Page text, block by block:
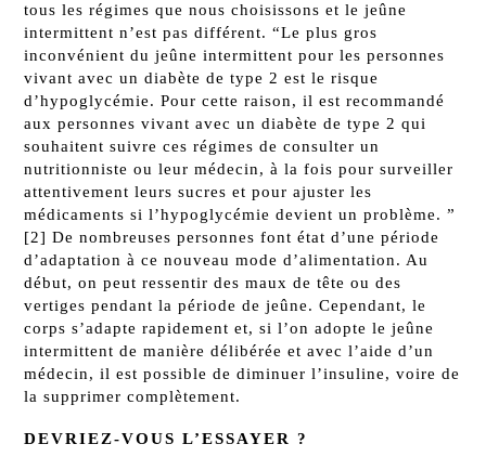
tous les régimes que nous choisissons et le jeûne
intermittent n’est pas différent. “Le plus gros
inconvénient du jeûne intermittent pour les personnes
vivant avec un diabète de type 2 est le risque
d’hypoglycémie. Pour cette raison, il est recommandé
aux personnes vivant avec un diabète de type 2 qui
souhaitent suivre ces régimes de consulter un
nutritionniste ou leur médecin, à la fois pour surveiller
attentivement leurs sucres et pour ajuster les
médicaments si l’hypoglycémie devient un problème. ”
[2] De nombreuses personnes font état d’une période
d’adaptation à ce nouveau mode d’alimentation. Au
début, on peut ressentir des maux de tête ou des
vertiges pendant la période de jeûne. Cependant, le
corps s’adapte rapidement et, si l’on adopte le jeûne
intermittent de manière délibérée et avec l’aide d’un
médecin, il est possible de diminuer l’insuline, voire de
la supprimer complètement.
DEVRIEZ-VOUS L’ESSAYER ?